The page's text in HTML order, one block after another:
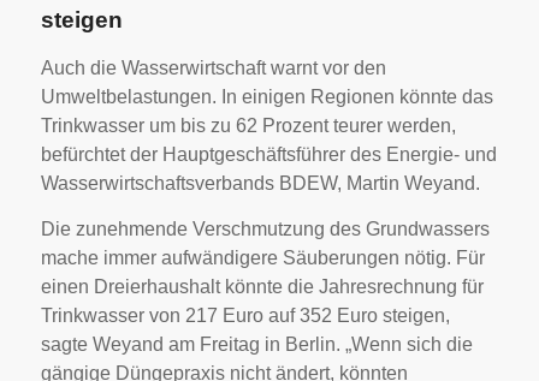
steigen
Auch die Wasserwirtschaft warnt vor den
Umweltbelastungen. In einigen Regionen könnte das
Trinkwasser um bis zu 62 Prozent teurer werden,
befürchtet der Hauptgeschäftsführer des Energie- und
Wasserwirtschaftsverbands BDEW, Martin Weyand.
Die zunehmende Verschmutzung des Grundwassers
mache immer aufwändigere Säuberungen nötig. Für
einen Dreierhaushalt könnte die Jahresrechnung für
Trinkwasser von 217 Euro auf 352 Euro steigen,
sagte Weyand am Freitag in Berlin. „Wenn sich die
gängige Düngepraxis nicht ändert, könnten